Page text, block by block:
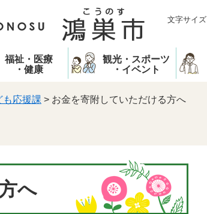
文字サイズ
福祉・医療
・健康
観光・スポーツ
・イベント
も応援課 > お金を寄附していただける方へ
へ